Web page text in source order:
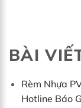
BÀI
Rèm Nhựa
Hotline Báo